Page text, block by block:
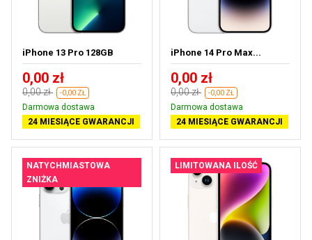
iPhone 13 Pro 128GB
0,00 zł
0,00 zł -0,00 ZŁ
Darmowa dostawa
24 MIESIĄCE GWARANCJI
iPhone 14 Pro Max...
0,00 zł
0,00 zł -0,00 ZŁ
Darmowa dostawa
24 MIESIĄCE GWARANCJI
NATYCHMIASTOWA
ZNIŻKA
LIMITOWANA ILOŚĆ